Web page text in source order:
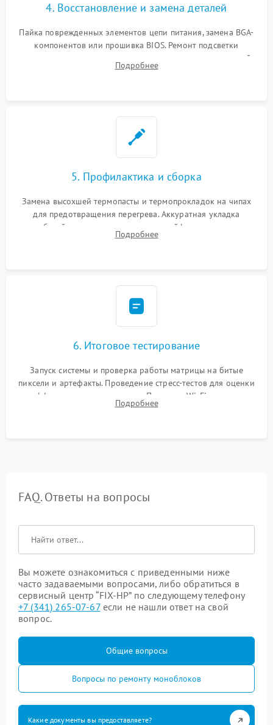
4. Восстановление и замена деталей
Пайка поврежденных элементов цепи питания, замена BGA-
компонентов или прошивка BIOS. Ремонт подсветки
матрицы, замена неисправного накопителя на скоростной
SSD или установка новых модулей памяти.
Подробнее
5. Профилактика и сборка
Замена высохшей термопасты и термопрокладок на чипах
для предотвращения перегрева. Аккуратная укладка
кабелей, подключение хрупких шлейфов матрицы и
надежная фиксация всех элементов внутри корпуса
Подробнее
6. Итоговое тестирование
Запуск системы и проверка работы матрицы на битые
пиксели и артефакты. Проведение стресс-тестов для оценки
эффективности охлаждения. Проверка Wi-Fi, камеры,
микрофона и всех портов перед выдачей устройства.
Подробнее
FAQ. Ответы на вопросы
Вы можете ознакомиться с приведенными ниже
часто задаваемыми вопросами, либо обратиться в
сервисный центр “FIX-HP” по следующему телефону
+7 (341) 265-07-67если не нашли ответ на свой
вопрос.
Общие вопросы
Вопросы по ремонту моноблоков
Какие документы вы предоставляете?